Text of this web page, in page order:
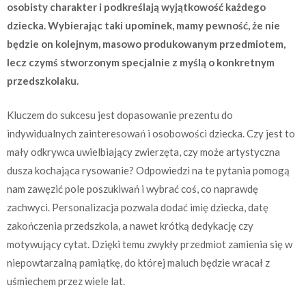
osobisty charakter i podkreślają wyjątkowość każdego
dziecka. Wybierając taki upominek, mamy pewność, że nie
będzie on kolejnym, masowo produkowanym przedmiotem,
lecz czymś stworzonym specjalnie z myślą o konkretnym
przedszkolaku.
Kluczem do sukcesu jest dopasowanie prezentu do
indywidualnych zainteresowań i osobowości dziecka. Czy jest to
mały odkrywca uwielbiający zwierzęta, czy może artystyczna
dusza kochająca rysowanie? Odpowiedzi na te pytania pomogą
nam zawęzić pole poszukiwań i wybrać coś, co naprawdę
zachwyci. Personalizacja pozwala dodać imię dziecka, datę
zakończenia przedszkola, a nawet krótką dedykację czy
motywujący cytat. Dzięki temu zwykły przedmiot zamienia się w
niepowtarzalną pamiątkę, do której maluch będzie wracał z
uśmiechem przez wiele lat.